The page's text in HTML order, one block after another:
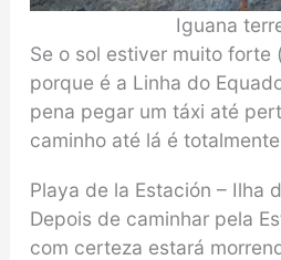
Iguana
Se o sol estiver muito forte
porque é a Linha do
pena pegar um táxi até
caminho até lá é
Playa de la Estación – Ilha
Depois de caminhar pela
com certeza estará